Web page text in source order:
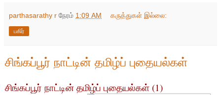
parthasarathy r நேரம் 1:09 AM கருத்துகள் இல்லை:
பகிர்
சிங்கப்பூர் நாட்டின் தமிழ்ப் புதையல்கள்
சிங்கப்பூர் நாட்டின் தமிழ்ப் புதையல்கள் (1)